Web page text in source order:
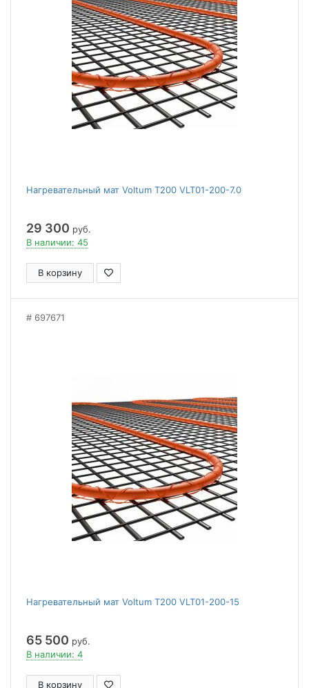
Нагревательный мат Voltum Т200 VLT01-200-7.0
29 300 руб.
В наличии: 45
В корзину
697671
Нагревательный мат Voltum Т200 VLT01-200-15
65 500 руб.
В наличии: 4
В корзину